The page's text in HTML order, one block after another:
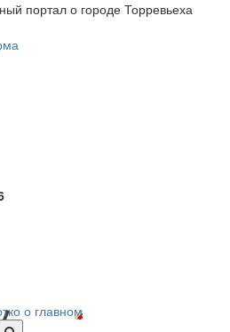
портал о городе Торревьеха
о главном